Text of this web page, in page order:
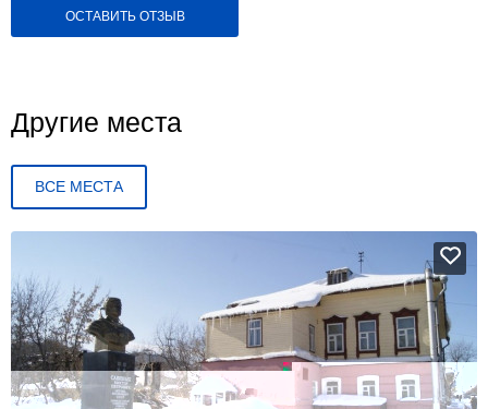
ОСТАВИТЬ ОТЗЫВ
Другие места
ВСЕ МЕСТА